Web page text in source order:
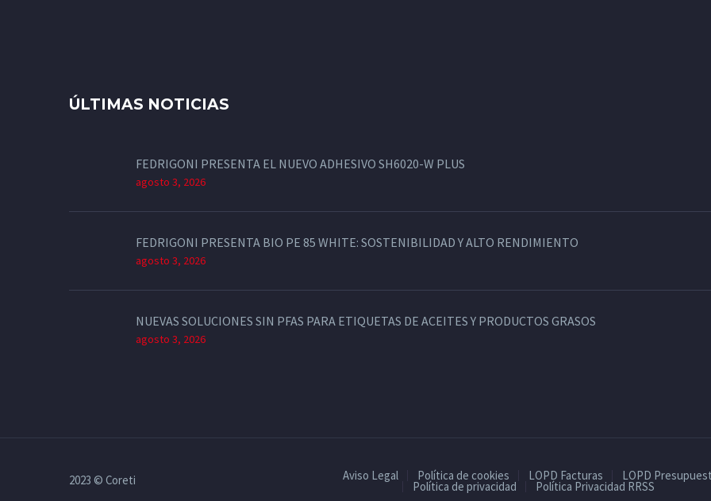
ÚLTIMAS NOTICIAS
FEDRIGONI PRESENTA EL NUEVO ADHESIVO SH6020-W PLUS
agosto 3, 2026
FEDRIGONI PRESENTA BIO PE 85 WHITE: SOSTENIBILIDAD Y ALTO RENDIMIENTO
agosto 3, 2026
NUEVAS SOLUCIONES SIN PFAS PARA ETIQUETAS DE ACEITES Y PRODUCTOS GRASOS
agosto 3, 2026
Aviso Legal Política de cookies LOPD Facturas LOPD
Política de privacidad Política Privacidad RRSS
2023 © Coreti